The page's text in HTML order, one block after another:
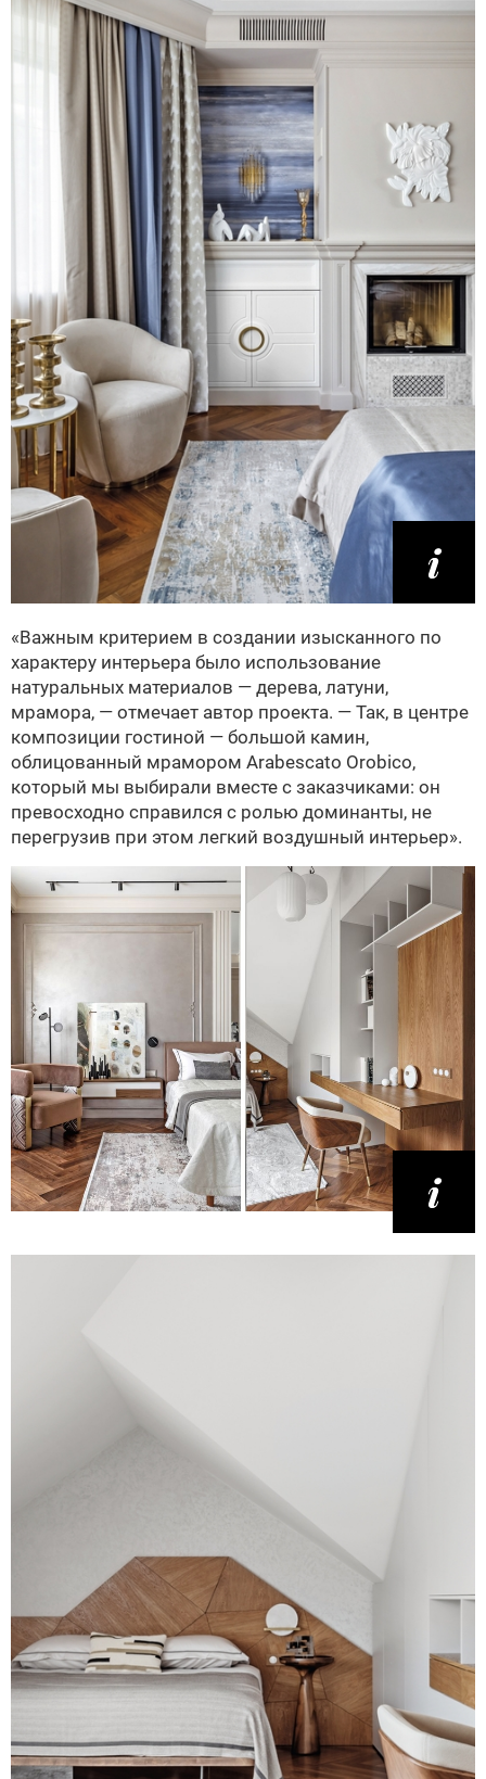
«Важным критерием в создании изысканного по
характеру интерьера было использование
натуральных материалов — дерева, латуни,
мрамора, — отмечает автор проекта. — Так, в центре
композиции гостиной — большой камин,
облицованный мрамором Arabescato Orobico,
который мы выбирали вместе с заказчиками: он
превосходно справился с ролью доминанты, не
перегрузив при этом легкий воздушный интерьер».